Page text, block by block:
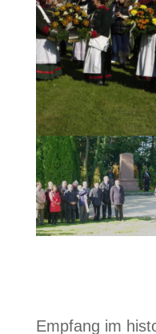
Empfang im